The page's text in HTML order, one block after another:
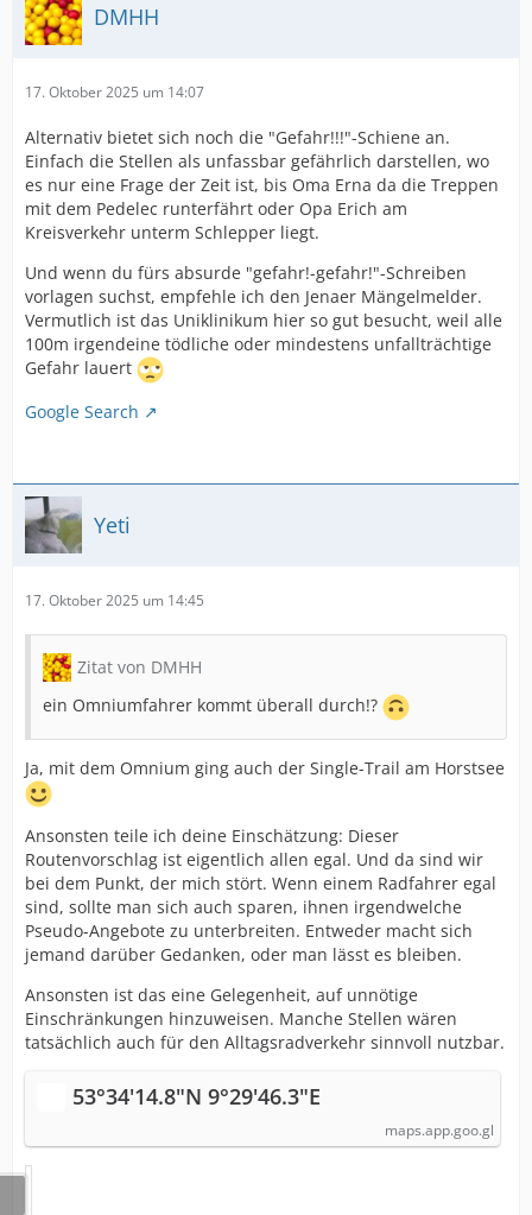
DMHH
17. Oktober 2025 um 14:07
Alternativ bietet sich noch die "Gefahr!!!"-Schiene an.
Einfach die Stellen als unfassbar gefährlich darstellen, wo
es nur eine Frage der Zeit ist, bis Oma Erna da die Treppen
mit dem Pedelec runterfährt oder Opa Erich am
Kreisverkehr unterm Schlepper liegt.
Und wenn du fürs absurde "gefahr!-gefahr!"-Schreiben
vorlagen suchst, empfehle ich den Jenaer Mängelmelder.
Vermutlich ist das Uniklinikum hier so gut besucht, weil alle
100m irgendeine tödliche oder mindestens unfallträchtige
Gefahr lauert
Google Search
Yeti
17. Oktober 2025 um 14:45
Zitat von DMHH
ein Omniumfahrer kommt überall durch!?
Ja, mit dem Omnium ging auch der Single-Trail am Horstsee
Ansonsten teile ich deine Einschätzung: Dieser
Routenvorschlag ist eigentlich allen egal. Und da sind wir
bei dem Punkt, der mich stört. Wenn einem Radfahrer egal
sind, sollte man sich auch sparen, ihnen irgendwelche
Pseudo-Angebote zu unterbreiten. Entweder macht sich
jemand darüber Gedanken, oder man lässt es bleiben.
Ansonsten ist das eine Gelegenheit, auf unnötige
Einschränkungen hinzuweisen. Manche Stellen wären
tatsächlich auch für den Alltagsradverkehr sinnvoll nutzbar.
53°34'14.8"N 9°29'46.3"E
maps.app.goo.gl